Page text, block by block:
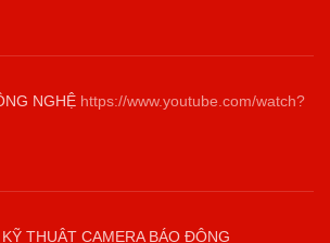
NGHỆ https://www.youtube.com/watch?
THUẬT CAMERA BÁO ĐỘNG